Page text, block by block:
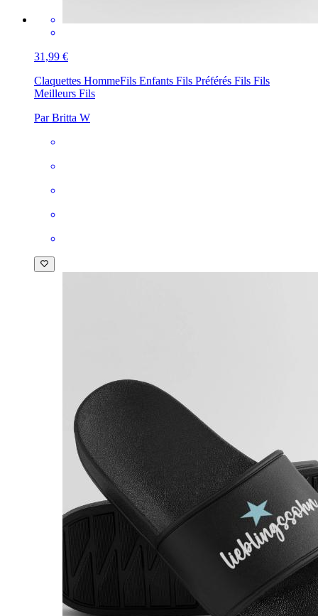
31,99 €
Claquettes HommeFils Enfants Fils Préférés Fils Fils
Meilleurs Fils
Par Britta W